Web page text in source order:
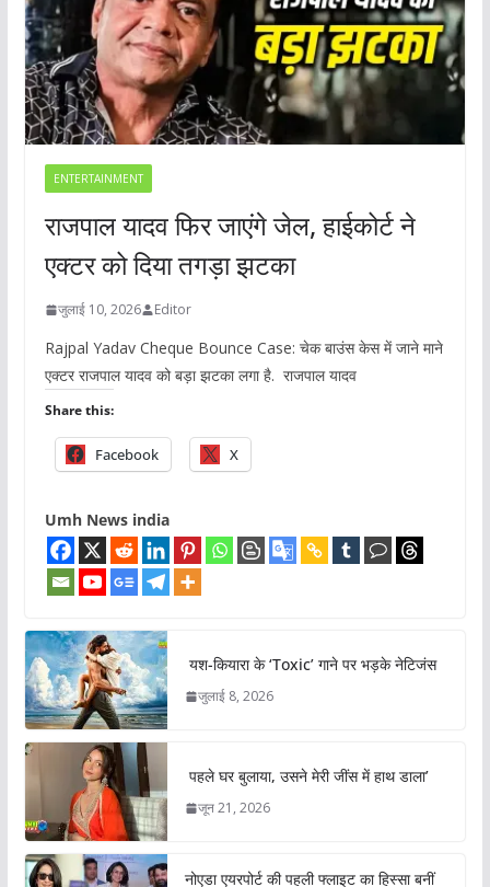
ENTERTAINMENT
राजपाल यादव फिर जाएंगे जेल, हाईकोर्ट ने
एक्टर को दिया तगड़ा झटका
जुलाई 10, 2026 Editor
Rajpal Yadav Cheque Bounce Case: चेक बाउंस केस में जाने माने
एक्टर राजपाल यादव को बड़ा झटका लगा है. राजपाल यादव
Share this:
Facebook X
Umh News india
यश-कियारा के ‘Toxic’ गाने पर भड़के नेटिजंस
जुलाई 8, 2026
पहले घर बुलाया, उसने मेरी जींस में हाथ डाला’
जून 21, 2026
नोएडा एयरपोर्ट की पहली फ्लाइट का हिस्सा बनीं